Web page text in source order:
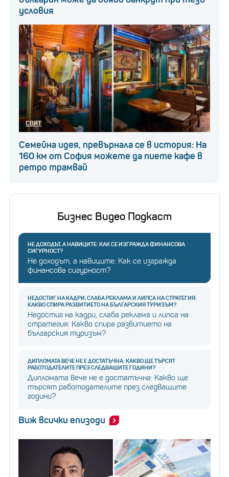
условия
СВЯТ
Семейна идея, превърнала се в история: На
160 км от София можете да пиете кафе в
ретро трамвай
Бизнес Видео Подкаст
НЕ ДОХОДЪТ, А НАВИЦИТЕ: КАК СЕ ИЗГРАЖДА ФИНАНСОВА
СИГУРНОСТ?
Не доходът, а навиците: Как се изгражда
финансова сигурност?
НЕДОСТИГ НА КАДРИ, СЛАБА РЕКЛАМА И ЛИПСА НА СТРАТЕГИЯ:
КАКВО СПИРА РАЗВИТИЕТО НА БЪЛГАРСКИЯ ТУРИЗЪМ?
Недостиг на кадри, слаба реклама и липса на
стратегия: Какво спира развитието на
българския туризъм?
ДИПЛОМАТА ВЕЧЕ НЕ Е ДОСТАТЪЧНА: КАКВО ЩЕ ТЪРСЯТ
РАБОТОДАТЕЛИТЕ ПРЕЗ СЛЕДВАЩИТЕ ГОДИНИ?
Дипломата вече не е достатъчна: Какво ще
търсят работодателите през следващите
години?
Виж всички епизоди